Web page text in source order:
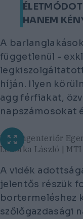
HANEM
A
függetlenül -
híján. Ilyen
agg férfiakat,
napszámosokat
Barlangenteriőr
Lehotka László | MTI
A vidék
jelentős részük
bortermeléshez
szőlőgazdasági